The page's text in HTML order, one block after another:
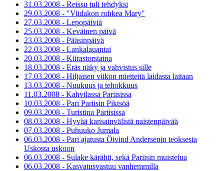
31.03.2008 - Reissu tuli tehdyksi
29.03.2008 - "Viidakon rohkea Mary"
27.03.2008 - Lepopäiviä
25.03.2008 - Keväinen päivä
23.03.2008 - Pääsinpäivä
22.03.2008 - Lankalauantai
20.03.2008 - Kiirastorstaina
18.03.2008 - Eräs näky ja vahvistus sille
17.03.2008 - Hiljaisen viikon mietteitä laidasta laitaan
13.03.2008 - Nuukuus ja tehokkuus
11.03.2008 - Kahvilassa Pariisissa
10.03.2008 - Pari Pariisin Piktsöä
09.03.2008 - Turistina Pariisissa
08.03.2008 - Hyvää kansainvälistä naistenpäivää
07.03.2008 - Puhuuko Jumala
06.03.2008 - Pari ajatusta Öivind Andersenin teoksesta
Uskosta uskoon
06.03.2008 - Sulake kärähti, sekä Pariisin muistelua
06.03.2008 - Kasvatusvastuu vanhemmilla